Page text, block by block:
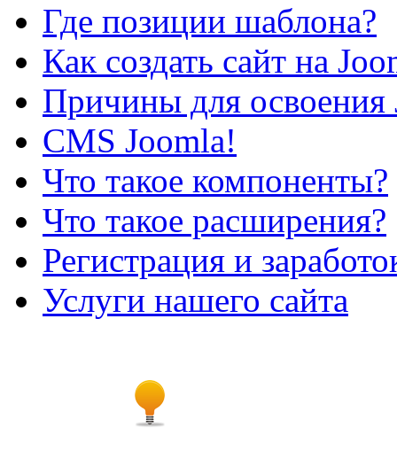
Где позиции шаблона?
Как создать сайт на
Причины для освоения
CMS Joomla!
Что такое компоненты?
Что такое расширения?
Регистрация и
Услуги нашего сайта